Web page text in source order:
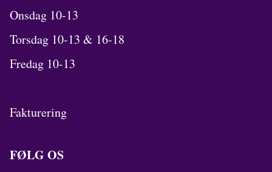
Onsdag 10-13
Torsdag 10-13 & 16-18
Fredag 10-13
Fakturering
FØLG OS